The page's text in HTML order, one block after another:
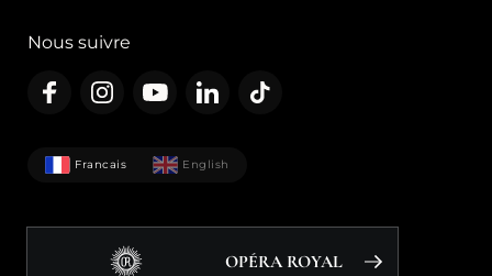
Nous suivre
Francais English
OPÉRA ROYAL